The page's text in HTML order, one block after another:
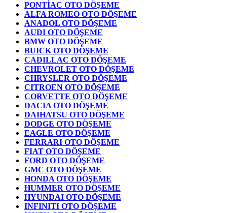
PONTİAC OTO DÖŞEME
ALFA ROMEO OTO DÖŞEME
ANADOL OTO DÖŞEME
AUDI OTO DÖŞEME
BMW OTO DÖŞEME
BUICK OTO DÖŞEME
CADILLAC OTO DÖŞEME
CHEVROLET OTO DÖŞEME
CHRYSLER OTO DÖŞEME
CITROEN OTO DÖŞEME
CORVETTE OTO DÖŞEME
DACIA OTO DÖŞEME
DAIHATSU OTO DÖŞEME
DODGE OTO DÖŞEME
EAGLE OTO DÖŞEME
FERRARI OTO DÖŞEME
FIAT OTO DÖŞEME
FORD OTO DÖŞEME
GMC OTO DÖŞEME
HONDA OTO DÖŞEME
HUMMER OTO DÖŞEME
HYUNDAI OTO DÖŞEME
INFINITI OTO DÖŞEME